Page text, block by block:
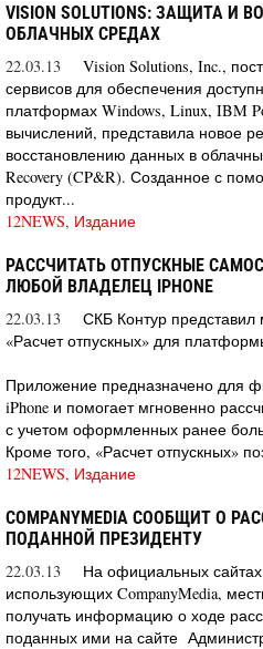
VISION SOLUTIONS: ЗАЩИТА И
ОБЛАЧНЫХ СРЕДАХ
22.03.13
Vision Solutions, Inc.,
сервисов для обеспечения
платформах Windows, Linux, IBM
вычислений, представила новое
восстановлению данных в
Recovery (CP&R). Созданное с
продукт...
12NEWS, Издание
РАССЧИТАТЬ ОТПУСКНЫЕ
ЛЮБОЙ ВЛАДЕЛЕЦ IPHONE
22.03.13
СКБ Контур
«Расчет отпускных» для
Приложение предназначено для
iPhone и помогает мгновенно
с учетом оформленных ранее
Кроме того, «Расчет отпускных»
12NEWS, Издание
COMPANYMEDIA СООБЩИТ О
ПОДАННОЙ ПРЕЗИДЕНТУ
22.03.13
На официальных
использующих CompanyMedia,
получать информацию о ходе
поданных ими на сайте